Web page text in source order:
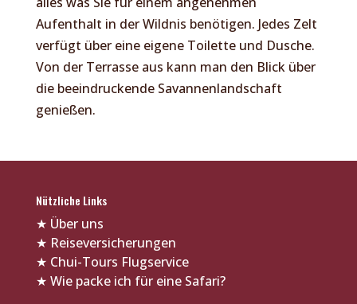
Aufenthalt in der Wildnis benötigen. Jedes Zelt
verfügt über eine eigene Toilette und Dusche.
Von der Terrasse aus kann man den Blick über
die beeindruckende Savannenlandschaft
genießen.
Nützliche Links
★ Über uns
★ Reiseversicherungen
★ Chui-Tours Flugservice
★ Wie packe ich für eine Safari?